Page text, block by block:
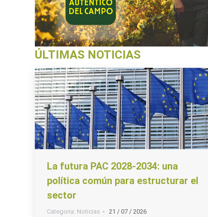
ÚLTIMAS NOTICIAS
La futura PAC 2028-2034: una
política común para estructurar el
sector
Categoria: Noticias 21 / 07 / 2026